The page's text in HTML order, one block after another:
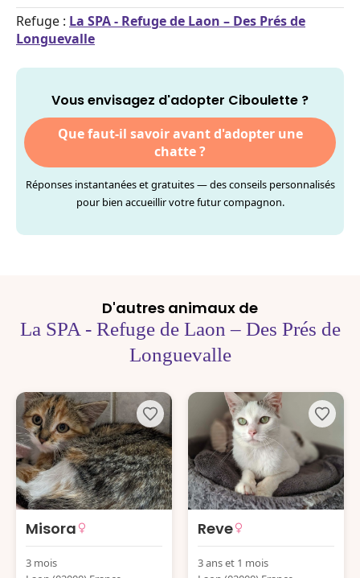
Refuge : La SPA - Refuge de Laon – Des Prés de
Longuevalle
Vous envisagez d'adopter Ciboulette ?
Que faut-il savoir avant d'adopter une
chatte ?
Réponses instantanées et gratuites — des conseils personnalisés
pour bien accueillir votre futur compagnon.
D'autres animaux de
La SPA - Refuge de Laon – Des Prés de
Longuevalle
Misora
3 mois
Reve
3 ans et 1 mois